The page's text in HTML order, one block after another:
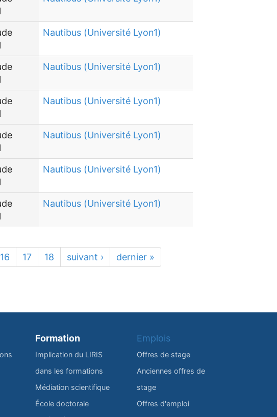
Nautibus (Université Lyon1)
Nautibus (Université Lyon1)
Nautibus (Université Lyon1)
Nautibus (Université Lyon1)
Nautibus (Université Lyon1)
Nautibus (Université Lyon1)
16 17 18 suivant › dernier »
Formation
Implication du LIRIS
dans les formations
Médiation scientifique
École doctorale
Emplois
Offres de stage
Anciennes offres de
stage
Offres d'emploi